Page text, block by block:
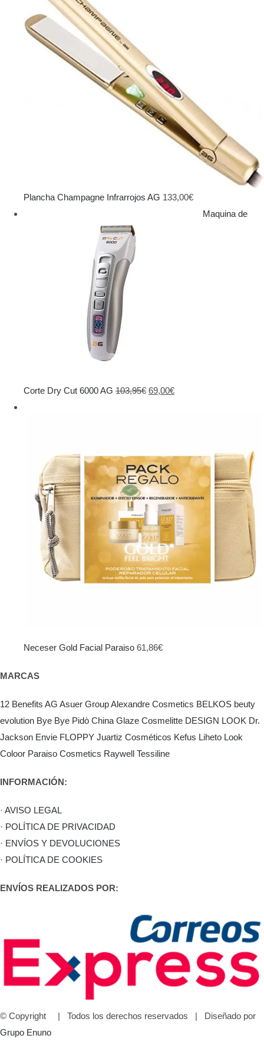
Plancha Champagne Infrarrojos AG 133,00€
Maquina de
Corte Dry Cut 6000 AG 103,95€ El
103,95€.
69,00€El
69,00€.
Neceser Gold Facial Paraiso 61,86€
MARCAS
12 Benefits AG Asuer GroupAlexandre Cosmetics BELKOS beuty
evolution Bye Bye Pidò China Glaze Cosmelitte DESIGN LOOK Dr.
Jackson Envie FLOPPY Juartiz Cosméticos Kefus Liheto Look
Coloor Paraiso Cosmetics Raywell Tessiline
INFORMACIÓN:
· AVISO LEGAL
· POLÍTICA DE PRIVACIDAD
· ENVÍOS Y DEVOLUCIONES
· POLÍTICA DE COOKIES
ENVÍOS REALIZADOS POR:
© Copyright
| Todos los derechos reservados | Diseñado por
Grupo Enuno